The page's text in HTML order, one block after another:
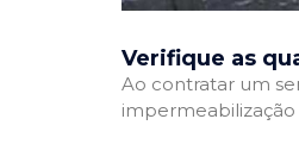
Verifique as
Ao contratar um